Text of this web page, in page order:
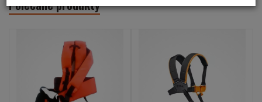
Polecane produkty